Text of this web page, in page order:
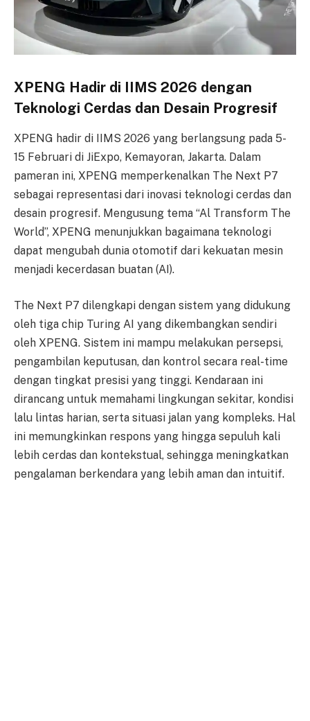
XPENG Hadir di IIMS 2026 dengan
Teknologi Cerdas dan Desain Progresif
XPENG hadir di IIMS 2026 yang berlangsung pada 5-
15 Februari di JiExpo, Kemayoran, Jakarta. Dalam
pameran ini, XPENG memperkenalkan The Next P7
sebagai representasi dari inovasi teknologi cerdas dan
desain progresif. Mengusung tema “Al Transform The
World”, XPENG menunjukkan bagaimana teknologi
dapat mengubah dunia otomotif dari kekuatan mesin
menjadi kecerdasan buatan (AI).
The Next P7 dilengkapi dengan sistem yang didukung
oleh tiga chip Turing AI yang dikembangkan sendiri
oleh XPENG. Sistem ini mampu melakukan persepsi,
pengambilan keputusan, dan kontrol secara real-time
dengan tingkat presisi yang tinggi. Kendaraan ini
dirancang untuk memahami lingkungan sekitar, kondisi
lalu lintas harian, serta situasi jalan yang kompleks. Hal
ini memungkinkan respons yang hingga sepuluh kali
lebih cerdas dan kontekstual, sehingga meningkatkan
pengalaman berkendara yang lebih aman dan intuitif.